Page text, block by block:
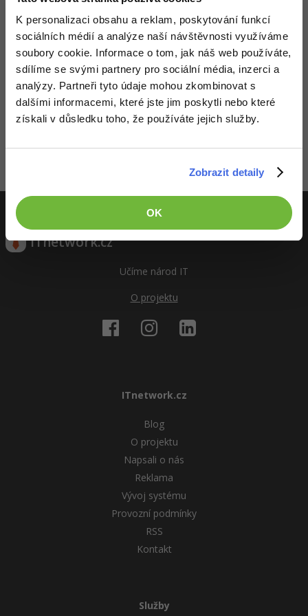
K personalizaci obsahu a reklam, poskytování funkcí
sociálních médií a analýze naší návštěvnosti využíváme
soubory cookie. Informace o tom, jak náš web používáte,
sdílíme se svými partnery pro sociální média, inzerci a
analýzy. Partneři tyto údaje mohou zkombinovat s
dalšími informacemi, které jste jim poskytli nebo které
získali v důsledku toho, že používáte jejich služby.
Zobrazit detaily
OK
Copywriter
WordPress specialista
SEO specialista
Algoritmy -41%
Umělá inteligence (AI) -10%
Pro děti
Více
Time management
Windows
Sítě
Ostatní
Fórum
Děláme co je v našich silách, aby byly zdejší diskuze co
nejkvalitnější. Proto do nich také mohou přispívat pouze
Pokud ještě nemáš účet,zaregistruj se, je to zdarma.
ITnetwork.cz
Učíme národ IT
O projektu
ITnetwork.cz
Blog
O projektu
Napsali o nás
Reklama
Vývoj systému
Provozní podmínky
RSS
Kontakt
Služby